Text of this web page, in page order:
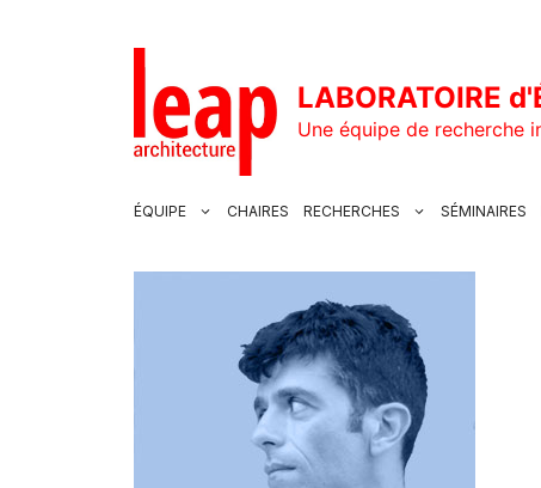
LABORATOIRE
Une équipe de recherche
ÉQUIPE CHAIRES RECHERCHES SÉMINAIRES